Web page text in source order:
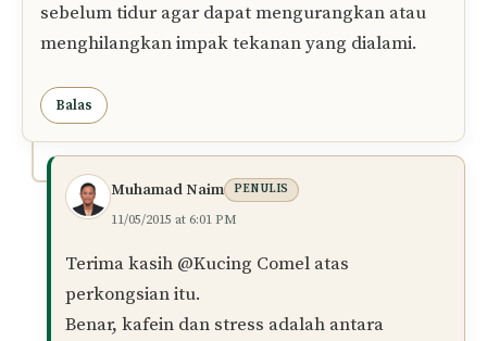
sebelum tidur agar dapat mengurangkan atau
menghilangkan impak tekanan yang dialami.
Balas
Muhamad Naim PENULIS
11/05/2015 at 6:01 PM
Terima kasih @Kucing Comel atas
perkongsian itu.
Benar, kafein dan stress adalah antara